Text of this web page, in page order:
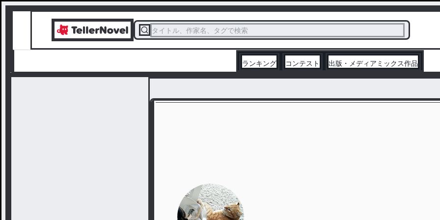
タイトル、作家名、タグで検索
ランキング コンテスト 出版・メディアミックス作品